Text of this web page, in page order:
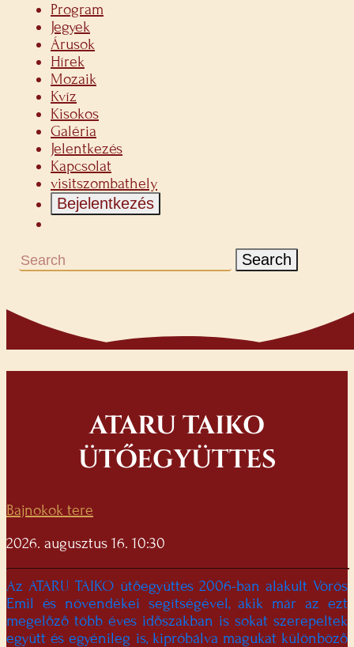
Program
Jegyek
Árusok
Hírek
Mozaik
Kvíz
Kisokos
Galéria
Jelentkezés
Kapcsolat
visitszombathely
Bejelentkezés
Search
ATARU TAIKO
ÜTŐEGYÜTTES
Bajnokok tere
2026. augusztus 16. 10:30
Az ATARU TAIKO ütőegyüttes 2006-ban alakult Vörös
Emil és növendékei segítségével, akik már az ezt
megelőző több éves időszakban is sokat szerepeltek
együtt és egyénileg is, kipróbálva magukat különböző